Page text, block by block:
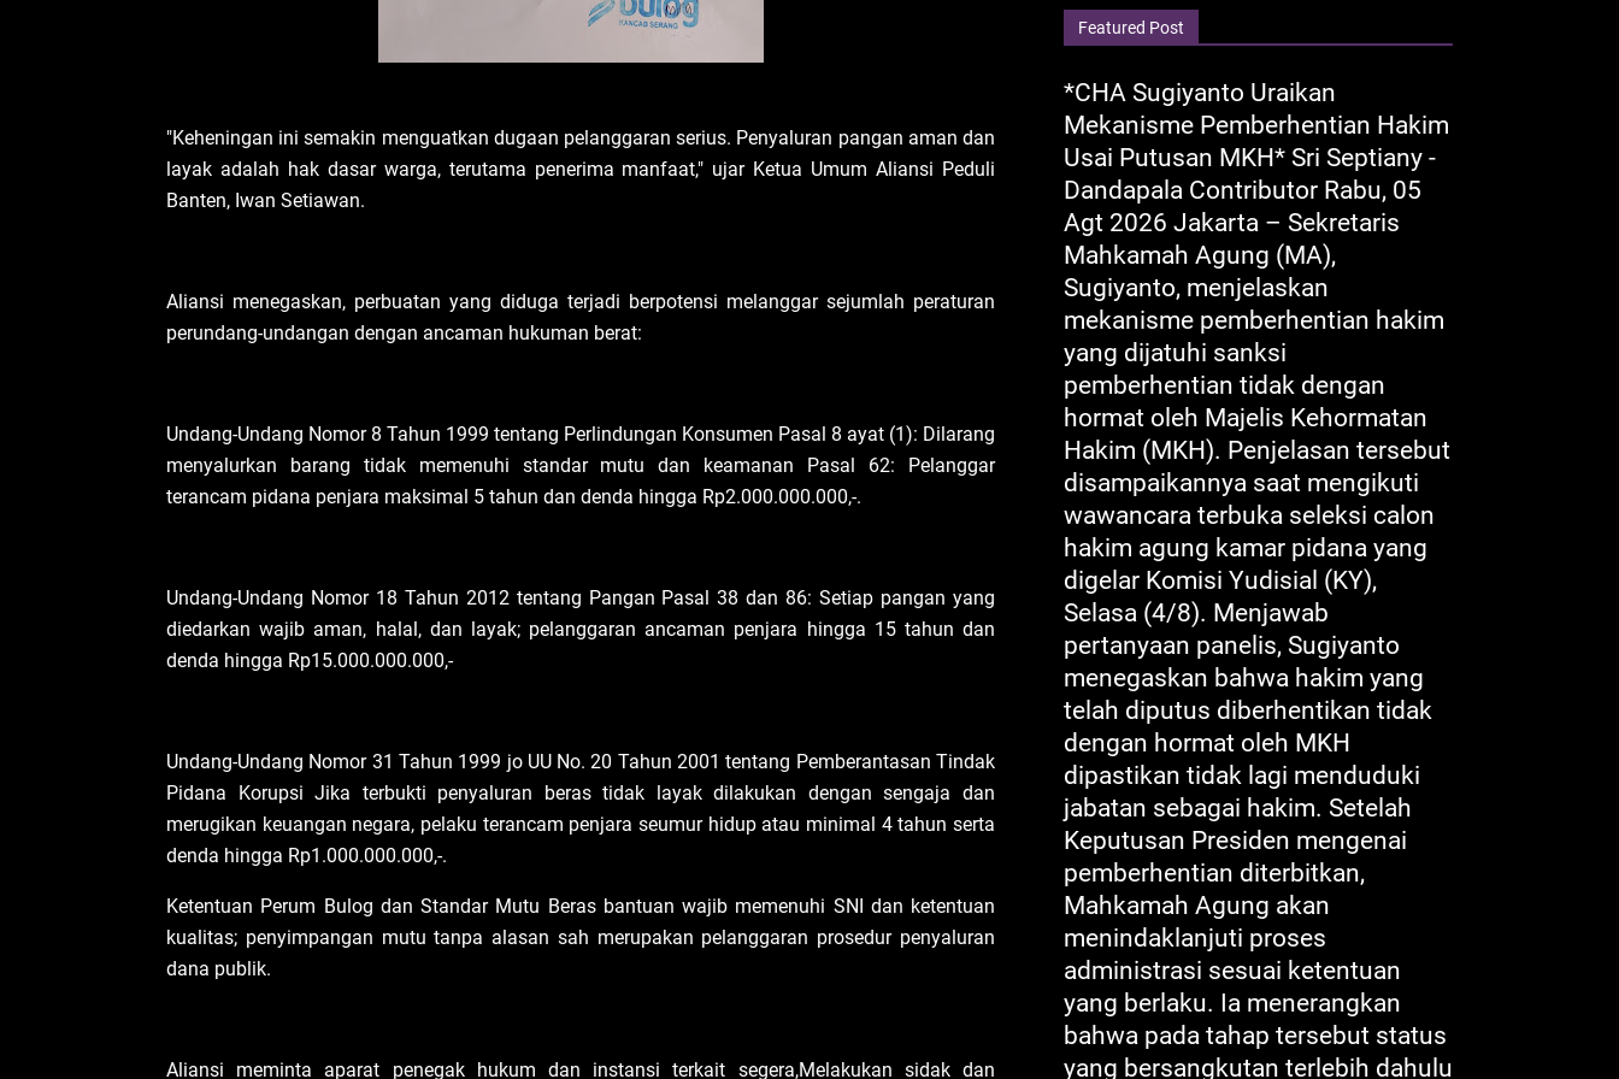
"Keheningan ini semakin menguatkan dugaan pelanggaran serius. Penyaluran pangan aman dan
layak adalah hak dasar warga, terutama penerima manfaat," ujar Ketua Umum Aliansi Peduli
Banten, Iwan Setiawan.
Aliansi menegaskan, perbuatan yang diduga terjadi berpotensi melanggar sejumlah peraturan
perundang-undangan dengan ancaman hukuman berat:
Undang-Undang Nomor 8 Tahun 1999 tentang Perlindungan Konsumen Pasal 8 ayat (1): Dilarang
menyalurkan barang tidak memenuhi standar mutu dan keamanan Pasal 62: Pelanggar
terancam pidana penjara maksimal 5 tahun dan denda hingga Rp2.000.000.000,-.
Undang-Undang Nomor 18 Tahun 2012 tentang Pangan Pasal 38 dan 86: Setiap pangan yang
diedarkan wajib aman, halal, dan layak; pelanggaran ancaman penjara hingga 15 tahun dan
denda hingga Rp15.000.000.000,-
Undang-Undang Nomor 31 Tahun 1999 jo UU No. 20 Tahun 2001 tentang Pemberantasan Tindak
Pidana Korupsi Jika terbukti penyaluran beras tidak layak dilakukan dengan sengaja dan
merugikan keuangan negara, pelaku terancam penjara seumur hidup atau minimal 4 tahun serta
denda hingga Rp1.000.000.000,-.
Ketentuan Perum Bulog dan Standar Mutu Beras bantuan wajib memenuhi SNI dan ketentuan
kualitas; penyimpangan mutu tanpa alasan sah merupakan pelanggaran prosedur penyaluran
dana publik.
Aliansi meminta aparat penegak hukum dan instansi terkait segera,Melakukan sidak dan
Featured Post
*CHA Sugiyanto Uraikan
Mekanisme Pemberhentian Hakim
Usai Putusan MKH* Sri Septiany -
Dandapala Contributor Rabu, 05
Agt 2026 Jakarta – Sekretaris
Mahkamah Agung (MA),
Sugiyanto, menjelaskan
mekanisme pemberhentian hakim
yang dijatuhi sanksi
pemberhentian tidak dengan
hormat oleh Majelis Kehormatan
Hakim (MKH). Penjelasan tersebut
disampaikannya saat mengikuti
wawancara terbuka seleksi calon
hakim agung kamar pidana yang
digelar Komisi Yudisial (KY),
Selasa (4/8). Menjawab
pertanyaan panelis, Sugiyanto
menegaskan bahwa hakim yang
telah diputus diberhentikan tidak
dengan hormat oleh MKH
dipastikan tidak lagi menduduki
jabatan sebagai hakim. Setelah
Keputusan Presiden mengenai
pemberhentian diterbitkan,
Mahkamah Agung akan
menindaklanjuti proses
administrasi sesuai ketentuan
yang berlaku. Ia menerangkan
bahwa pada tahap tersebut status
yang bersangkutan terlebih dahulu